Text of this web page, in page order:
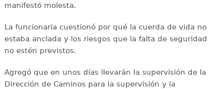
manifestó molesta.
La funcionaria cuestionó por qué la cuerda de vida no
estaba anclada y los riesgos que la falta de seguridad
no estén previstos.
Agregó que en unos días llevarán la supervisión de la
Dirección de Caminos para la supervisión y la